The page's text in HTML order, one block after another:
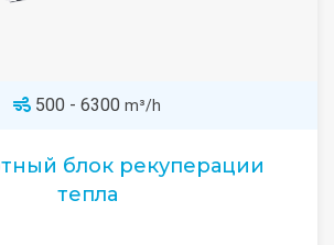
500 - 6300 m³/h
блок рекуперации
тепла